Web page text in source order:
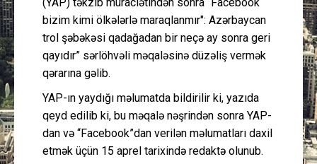
Cəmiyyət
Peşə etikası
Əlaqə
(YAP) təkzib müraciətindən sonra “Facebook
bizim kimi ölkələrlə maraqlanmır": Azərbaycan
trol şəbəkəsi qadağadan bir neçə ay sonra geri
qayıdır” sərlöhvəli məqaləsinə düzəliş vermək
qərarına gəlib.
YAP-ın yaydığı məlumatda bildirilir ki, yazıda
qeyd edilib ki, bu məqalə nəşrindən sonra YAP-
dan və “Facebook”dan verilən məlumatları daxil
etmək üçün 15 aprel tarixində redaktə olunub.